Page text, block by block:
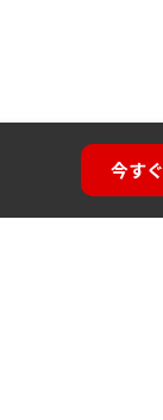
今すぐ